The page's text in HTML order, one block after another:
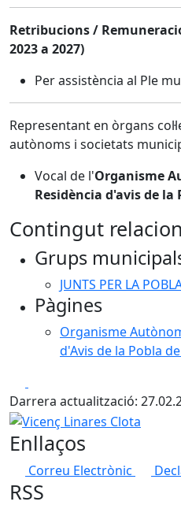
Retribucions /
2023 a 2027)
Per assistència al Ple
Representant en òrgans
autònoms i societats
Vocal de l'Organisme
Residència d'avis de la
Contingut
Grups
JUNTS PER LA
Pàgines
Organisme
d'Avis de la Pobla
Darrera actualització:
Vicenç Linares Clota
Enllaços
Correu Electrònic
RSS